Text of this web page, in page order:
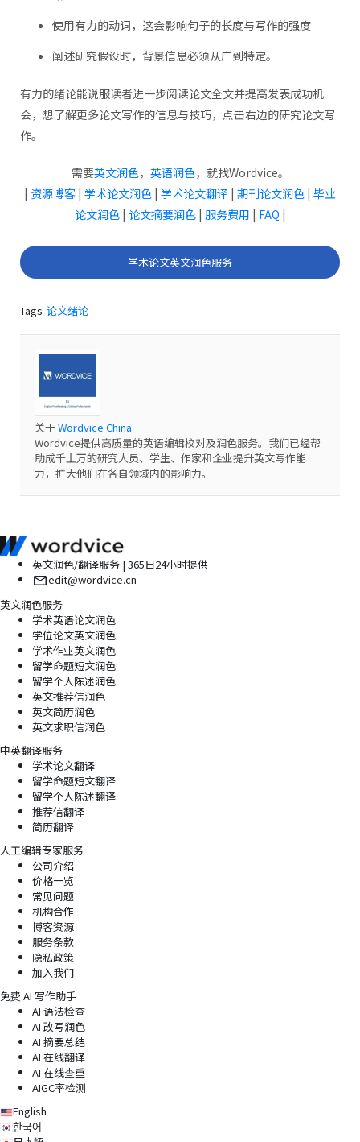
使用有力的动词，这会影响句子的长度与写作的强度
阐述研究假设时，背景信息必须从广到特定。
有力的绪论能说服读者进一步阅读论文全文并提高发表成功机
会，想了解更多论文写作的信息与技巧，点击右边的研究论文写
作。
需要英文润色， 英语润色，就找Wordvice。
| 资源博客 | 学术论文润色 | 学术论文翻译 | 期刊论文润色 | 毕业
论文润色| 论文摘要润色| 服务费用 | FAQ |
学术论文英文润色服务
Tags 论文绪论
关于Wordvice China
Wordvice提供高质量的英语编辑校对及润色服务。我们已经帮
助成千上万的研究人员、学生、作家和企业提升英文写作能
力，扩大他们在各自领域内的影响力。
英文润色/翻译服务 | 365日24小时提供
edit@wordvice.cn
英文润色服务
学术英语论文润色
学位论文英文润色
学术作业英文润色
留学命题短文润色
留学个人陈述润色
英文推荐信润色
英文简历润色
英文求职信润色
中英翻译服务
学术论文翻译
留学命题短文翻译
留学个人陈述翻译
推荐信翻译
简历翻译
人工编辑专家服务
公司介绍
价格一览
常见问题
机构合作
博客资源
服务条款
隐私政策
加入我们
免费 AI 写作助手
AI 语法检查
AI 改写润色
AI 摘要总结
AI 在线翻译
AI 在线查重
AIGC率检测
English
한국어